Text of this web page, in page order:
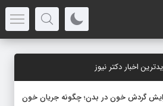
اخبار دکتر نیوز
گردش خون در بدن؛ چگونه جریان خون